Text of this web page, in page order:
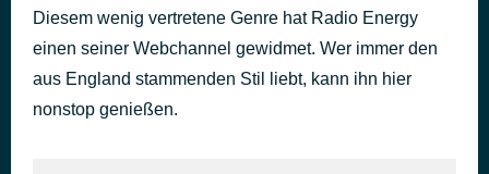
Diesem wenig vertretene Genre hat Radio Energy
einen seiner Webchannel gewidmet. Wer immer den
aus England stammenden Stil liebt, kann ihn hier
nonstop genießen.